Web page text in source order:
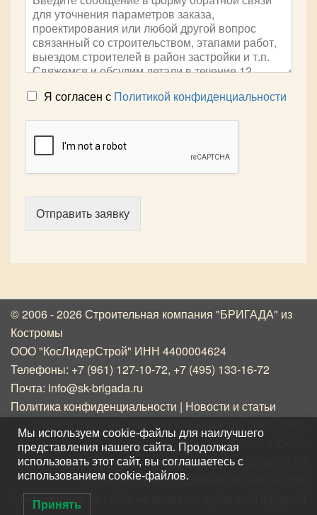
Я согласен с Политикой конфиденциальности
Отправить заявку
© 2006 - 2026 Строительная компания "БРИГАДА" из
Костромы
ООО "КосЛидерСтрой" ИНН 4400004624
Телефоны: +7 (961) 127-10-72, +7 (495) 133-16-72
Почта: info@sk-brigada.ru
Политика конфиденциальности | Новости и статьи
Строим в Москве (Московской области), ЦФО, ПФО,
СЗФО и ЮФО.
Ежедневно с 8:00 до 19:00
Адрес: Москва, ул. Дорогобужская 14 ст40
Информация на сайте не является публичной офертой
Мы используем cookie-файлы для наилучшего
представления нашего сайта. Продолжая
использовать этот сайт, вы соглашаетесь с
использованием cookie-файлов.
Принять